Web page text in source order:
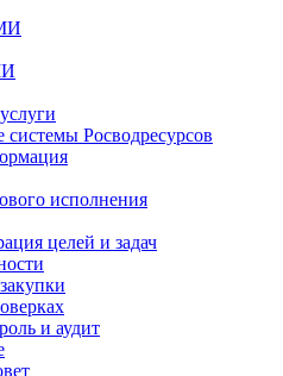
Росводресурсов
исполнения
целей и задач
и аудит